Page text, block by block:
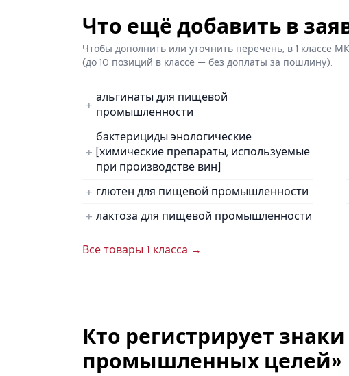
Что ещё добавить в
Чтобы дополнить или уточнить перечень, в 1 классе
(до 10 позиций в классе — без доплаты за пошлину).
альгинаты для пищевой
промышленности
бактерициды энологические
[химические препараты, используемые
при производстве вин]
глютен для пищевой промышленности
лактоза для пищевой промышленности
Все товары 1 класса →
Кто регистрирует
промышленных целей»